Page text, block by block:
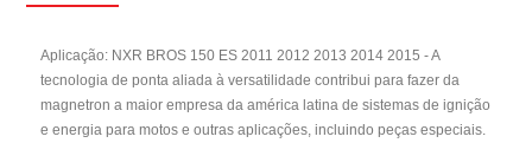
Aplicação: NXR BROS 150 ES 2011 2012 2013 2014 2015 - A
tecnologia de ponta aliada à versatilidade contribui para fazer da
magnetron a maior empresa da américa latina de sistemas de ignição
e energia para motos e outras aplicações, incluindo peças especiais.